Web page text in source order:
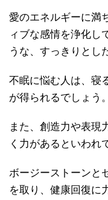
愛のエネルギーに満
ィブな感情を浄化し
うな、すっきりとし
不眠に悩む人は、寝
が得られるでしょう。
また、創造力や表現
く力があるといわれ
ボージーストーンと
を取り、健康回復に